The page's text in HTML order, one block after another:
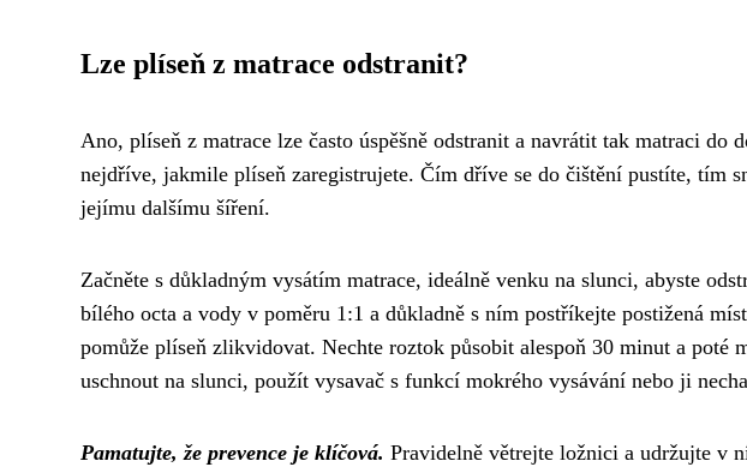
Lze plíseň z matrace odstranit?
Ano, plíseň z matrace lze často úspěšně odstranit a navrátit tak matraci do
nejdříve, jakmile plíseň zaregistrujete. Čím dříve se do čištění pustíte, tím
jejímu dalšímu šíření.
Začněte s důkladným vysátím matrace, ideálně venku na slunci, abyste
bílého octa a vody v poměru 1:1 a důkladně s ním postříkejte postižená
pomůže plíseň zlikvidovat. Nechte roztok působit alespoň 30 minut a poté
uschnout na slunci, použít vysavač s funkcí mokrého vysávání nebo ji
Pamatujte, že prevence je klíčová. Pravidelně větrejte ložnici a udržujte v